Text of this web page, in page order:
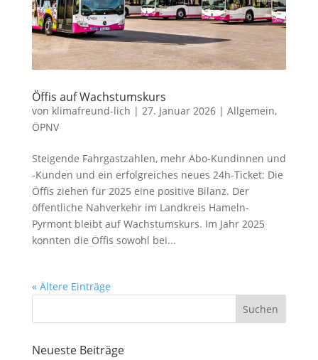
Öffis auf Wachstumskurs
von klimafreund-lich | 27. Januar 2026| Allgemein,
ÖPNV
Steigende Fahrgastzahlen, mehr Abo-Kundinnen und
-Kunden und ein erfolgreiches neues 24h-Ticket: Die
Öffis ziehen für 2025 eine positive Bilanz. Der
öffentliche Nahverkehr im Landkreis Hameln-
Pyrmont bleibt auf Wachstumskurs. Im Jahr 2025
konnten die Öffis sowohl bei...
« Ältere Einträge
Suchen
Neueste Beiträge